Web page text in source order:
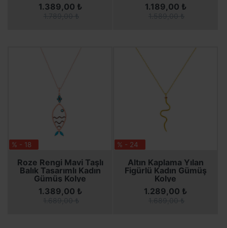
1.389,00 ₺ 1.189,00 ₺
% - 18
Roze Rengi Mavi Taşlı
Balık Tasarımlı Kadın
Gümüş Kolye
SEPETE EKLE
1.389,00 ₺
SEPETE EKLE
% - 24
Altın Kaplama Yılan
Figürlü Kadın Gümüş
Kolye
SEPETE EKLE
1.289,00 ₺
SEPETE EKLE